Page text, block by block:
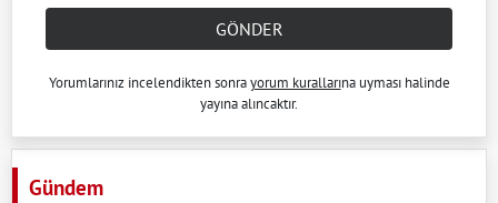
GÖNDER
Yorumlarınız incelendikten sonrayorum kurallarına uyması halinde
yayına alıncaktır.
Gündem